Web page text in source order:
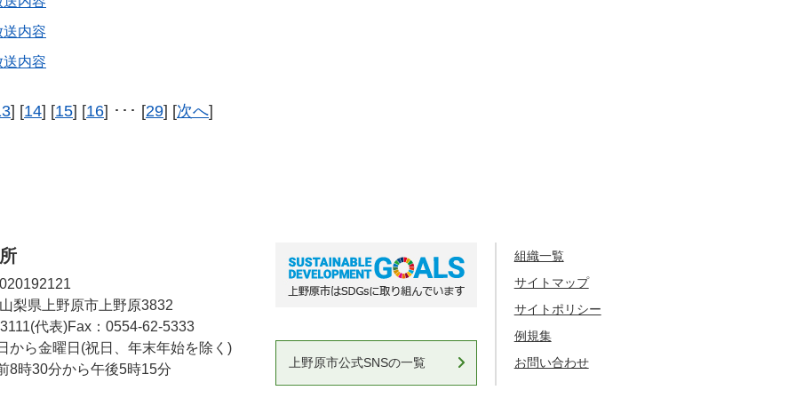
内容
内容
] [14] [15] [16] ･･･ [29] [次へ]
梨県上野原市上野原3832
代表)Fax：0554-62-5333
から金曜日(祝日、年末年始を除く)
8時30分から午後5時15分
上野原市公式SNSの一覧
組織一覧
サイトマップ
サイトポリシー
例規集
お問い合わせ